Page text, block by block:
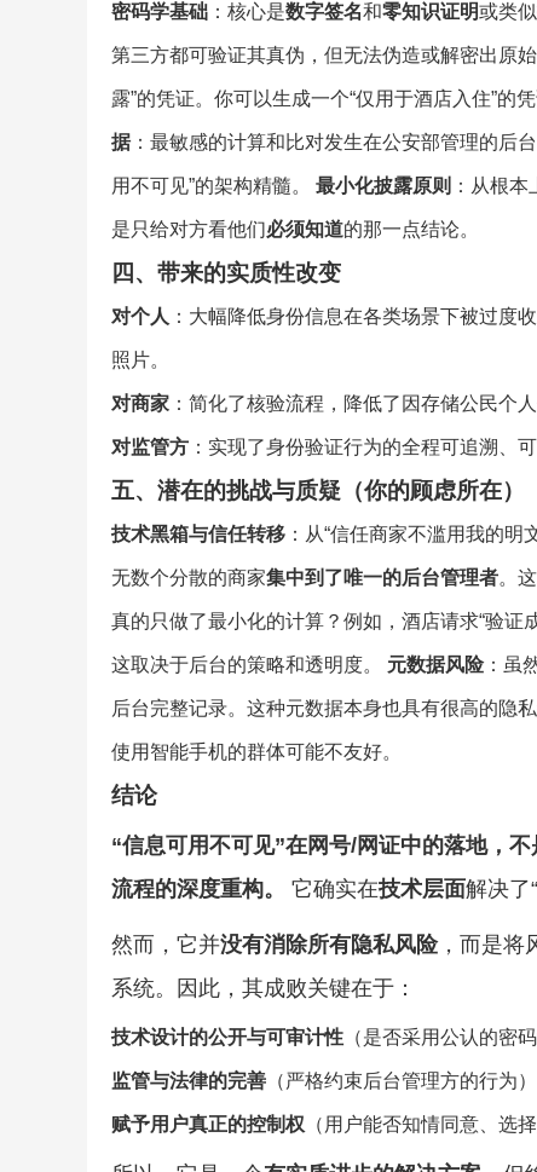
密码学基础 ：核心是数字签名和零知识证明或类
第三方都可验证其真伪，但无法伪造或解密出原始
露”的凭证。你可以生成一个“仅用于酒店入住”的
据：最敏感的计算和比对发生在公安部管理的后
用不可见”的架构精髓。 最小化披露原则 ：从根
是只给对方看他们必须知道的那一点结论。
四、带来的实质性改变
对个人 ：大幅降低身份信息在各类场景下被过度
照片。
对商家 ：简化了核验流程，降低了因存储公民个
对监管方 ：实现了身份验证行为的全程可追溯、
五、潜在的挑战与质疑（你的顾虑所在）
技术黑箱与信任转移 ：从“信任商家不滥用我的
无数个分散的商家集中到了唯一的后台管理者。
真的只做了最小化的计算？例如，酒店请求“验证
这取决于后台的策略和透明度。 元数据风险：虽
后台完整记录。这种元数据本身也具有很高的隐
使用智能手机的群体可能不友好。
结论
“信息可用不可见”在网号/网证中的落地，
流程的深度重构。
它确实在技术层面解决了
然而，它并没有消除所有隐私风险，而是将
系统。因此，其成败关键在于：
技术设计的公开与可审计性 （是否采用公认的密
监管与法律的完善 （严格约束后台管理方的行为）
赋予用户真正的控制权 （用户能否知情同意、选